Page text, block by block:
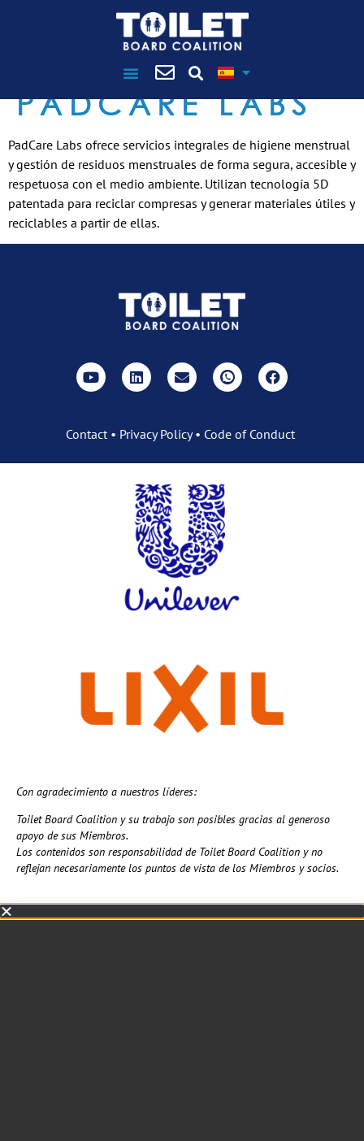
PADCARE LABS
PadCare Labs ofrece servicios integrales de higiene menstrual
y gestión de residuos menstruales de forma segura, accesible y
respetuosa con el medio ambiente. Utilizan tecnología 5D
patentada para reciclar compresas y generar materiales útiles y
reciclables a partir de ellas.
Contact • Privacy Policy• Code of Conduct
Con agradecimiento a nuestros líderes:
Toilet Board Coalition y su trabajo son posibles gracias al generoso
apoyo de sus Miembros.
Los contenidos son responsabilidad de Toilet Board Coalition y no
reflejan necesariamente los puntos de vista de los Miembros y socios.